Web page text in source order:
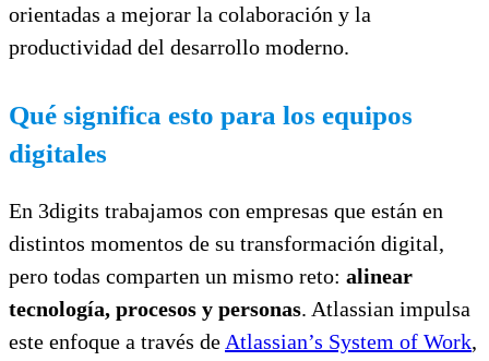
orientadas a mejorar la colaboración y la
productividad del desarrollo moderno.
Qué significa esto para los equipos
digitales
En 3digits trabajamos con empresas que están en
distintos momentos de su transformación digital,
pero todas comparten un mismo reto: alinear
tecnología, procesos y personas. Atlassian impulsa
este enfoque a través de Atlassian’s System of Work,